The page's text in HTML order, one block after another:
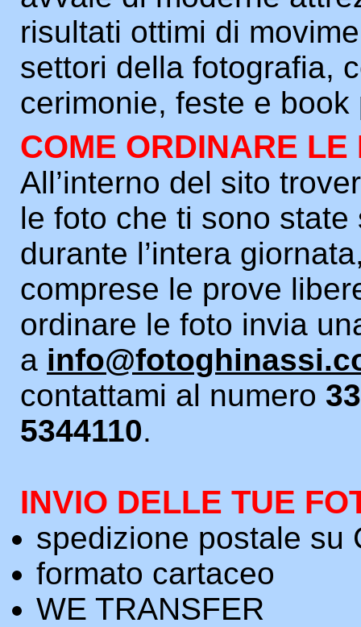
risultati ottimi di
settori della fotografia,
cerimonie, feste e book
COME ORDINARE LE
All’interno del sito
le foto che ti sono state
durante l’intera
comprese le prove
ordinare le foto invia
a
contattami al numero
5344110.
INVIO DELLE TUE
spedizione postale su
formato cartaceo
WE TRANSFER